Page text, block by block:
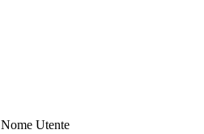
Nome Utente